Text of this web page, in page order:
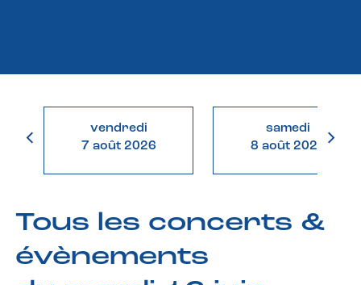
vendredi
7 août 2026
samedi
8 août 2026
Tous les concerts &
évènements